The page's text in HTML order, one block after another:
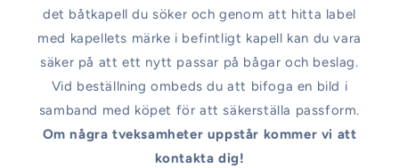
det båtkapell du söker och genom att hitta label
med kapellets märke i befintligt kapell kan du vara
säker på att ett nytt passar på bågar och beslag.
Vid beställning ombeds du att bifoga en bild i
samband med köpet för att säkerställa passform.
Om några tveksamheter uppstår kommer vi att
kontakta dig!